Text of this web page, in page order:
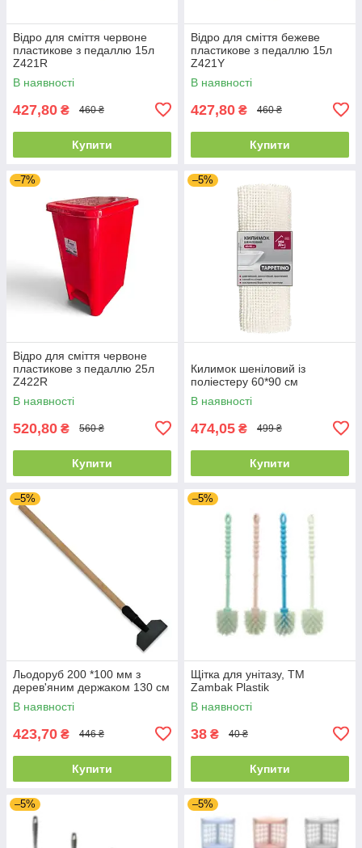
Відро для сміття червоне
пластикове з педаллю 15л
Z421R
В наявності
427,80 ₴ 460 ₴
Купити
Відро для сміття бежеве
пластикове з педаллю 15л
Z421Y
В наявності
427,80 ₴ 460 ₴
Купити
–7%
Відро для сміття червоне
пластикове з педаллю 25л
Z422R
В наявності
520,80 ₴ 560 ₴
Купити
–5%
Килимок шеніловий із
поліестеру 60*90 см
В наявності
474,05 ₴ 499 ₴
Купити
–5%
Льодоруб 200 *100 мм з
дерев'яним держаком 130 см
В наявності
423,70 ₴ 446 ₴
Купити
–5%
Щітка для унітазу, TM
Zambak Plastik
В наявності
38 ₴ 40 ₴
Купити
–5% –5%